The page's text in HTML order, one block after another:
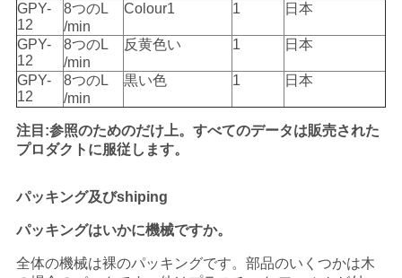
GPY-
12
8つのL
/min
Colour1 1 日本
GPY-
12
8つのL
/min
反黄色い 1 日本
GPY-
12
8つのL
/min
黒い色 1 日本
注目:参照のためのだけ上。すべてのデータは販売された
プロダクトに服従します。
パッキング及びshiping
パッキングはいかに機械ですか。
全体の機械は裸のパッキングです。部品のいくつかは木